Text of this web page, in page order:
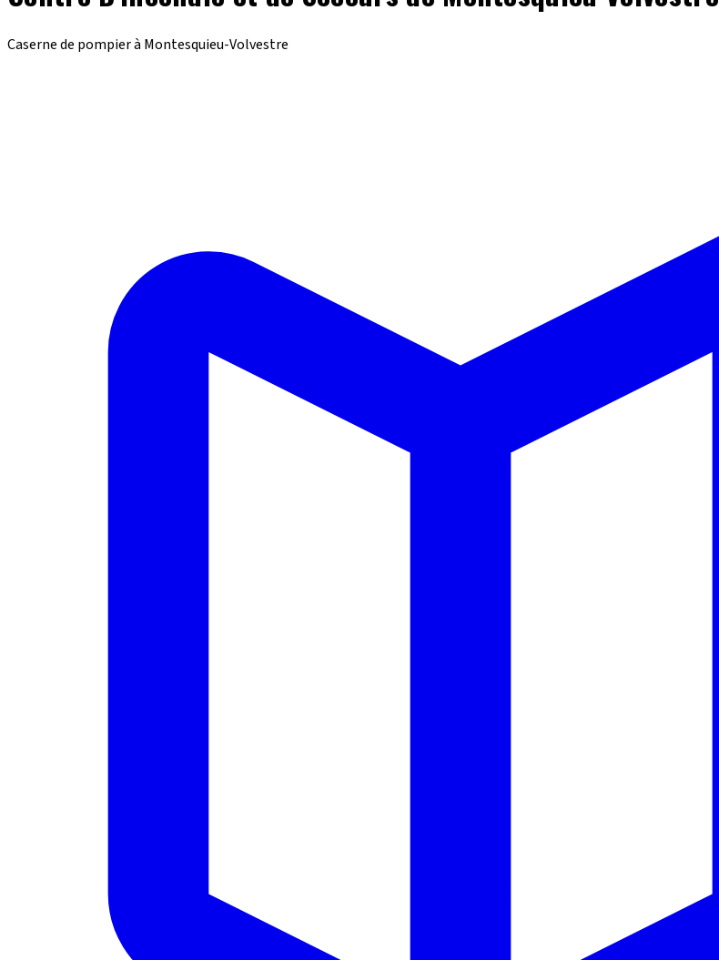
Caserne de pompier à Montesquieu-Volvestre